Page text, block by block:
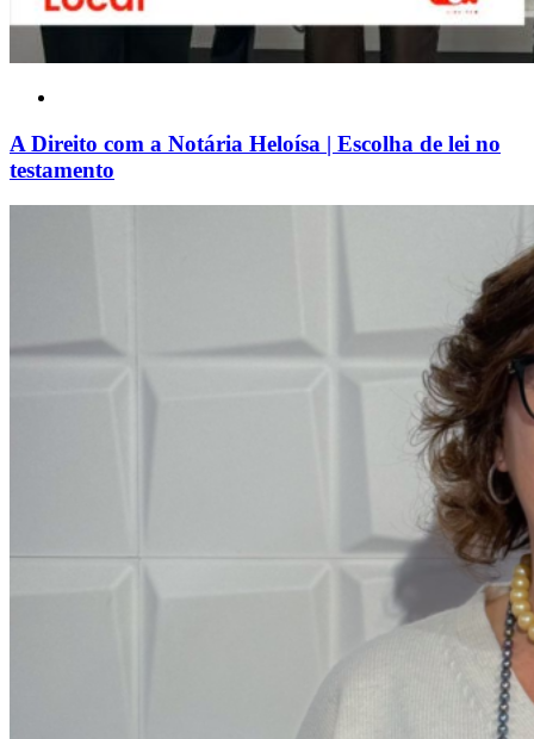
A Direito com a Notária Heloísa | Escolha de lei no
testamento